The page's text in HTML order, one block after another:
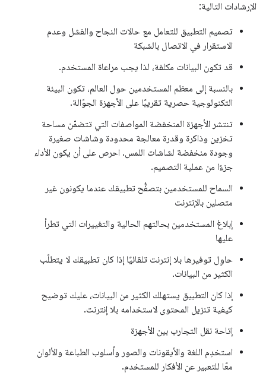
الإرشادات التالية:
تصميم التطبيق للتعامل مع حالات النجاح والفشل وعدم
الاستقرار في الاتصال بالشبكة
قد تكون البيانات مكلفة، لذا يجب مراعاة المستخدم.
بالنسبة إلى معظم المستخدمين حول العالم، تكون البيئة
التكنولوجية حصرية تقريبًا على الأجهزة الجوّالة.
تنتشر الأجهزة المنخفضة المواصفات التي تتضمّن مساحة
تخزين وذاكرة وقدرة معالجة محدودة وشاشات صغيرة
وجودة منخفضة لشاشات اللمس. احرص على أن يكون الأداء
جزءًا من عملية التصميم.
السماح للمستخدمين بتصفُّح تطبيقك عندما يكونون غير
متصلين بالإنترنت
إبلاغ المستخدمين بحالتهم الحالية والتغييرات التي تطرأ
عليها
حاوِل توفيرها بلا إنترنت تلقائيًا إذا كان تطبيقك لا يتطلّب
الكثير من البيانات.
إذا كان التطبيق يستهلك الكثير من البيانات، عليك توضيح
كيفية تنزيل المحتوى لاستخدامه بلا إنترنت.
إتاحة نقل التجارب بين الأجهزة
استخدِم اللغة والأيقونات والصور وأسلوب الطباعة والألوان
معًا للتعبير عن الأفكار للمستخدم.